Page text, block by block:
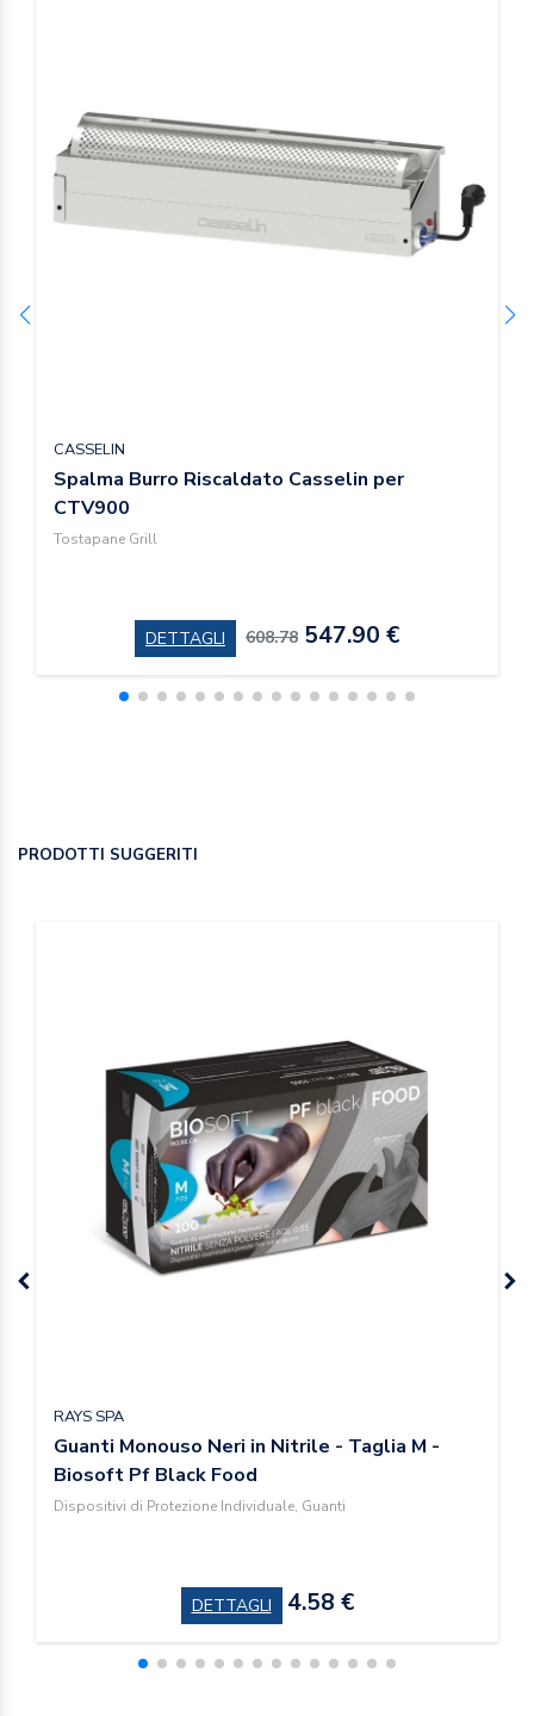
CASSELIN
Spalma Burro Riscaldato Casselin per
CTV900
Tostapane Grill
DETTAGLI 608.78 547.90 €
PRODOTTI SUGGERITI
RAYS SPA
Guanti Monouso Neri in Nitrile - Taglia M -
Biosoft Pf Black Food
Dispositivi di Protezione Individuale, Guanti
DETTAGLI 4.58 €